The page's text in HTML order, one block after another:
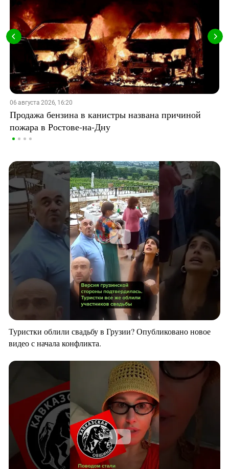
06 августа 2026, 16:20
Продажа бензина в канистры названа причиной
пожара в Ростове-на-Дну
Туристки облили свадьбу в Грузии? Опубликовано новое
видео с начала конфликта.